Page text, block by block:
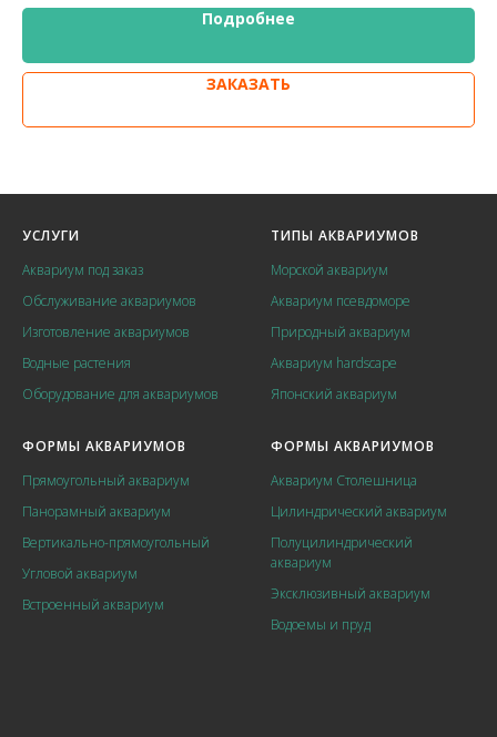
Подробнее
ЗАКАЗАТЬ
УСЛУГИ
Аквариум под заказ
Обслуживание аквариумов
Изготовление аквариумов
Водные растения
Оборудование для аквариумов
ТИПЫ АКВАРИУМОВ
Морской аквариум
Аквариум псевдоморе
Природный аквариум
Аквариум hardscape
Японский аквариум
ФОРМЫ АКВАРИУМОВ
Прямоугольный аквариум
Панорамный аквариум
Вертикально-прямоугольный
Угловой аквариум
Встроенный аквариум
ФОРМЫ АКВАРИУМОВ
Аквариум Столешница
Цилиндрический аквариум
Полуцилиндрический
аквариум
Эксклюзивный аквариум
Водоемы и пруд